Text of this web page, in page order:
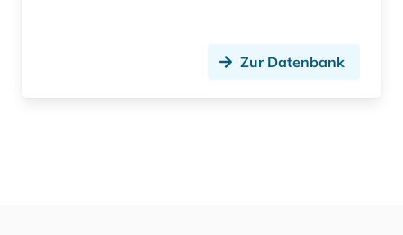
Zur Datenbank